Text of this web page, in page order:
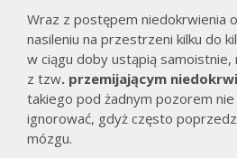
Wraz z postępem niedokrwienia
nasileniu na przestrzeni kilku do
w ciągu doby ustąpią samoistnie,
z tzw. przemijającym
takiego pod żadnym pozorem nie
ignorować, gdyż często
mózgu.